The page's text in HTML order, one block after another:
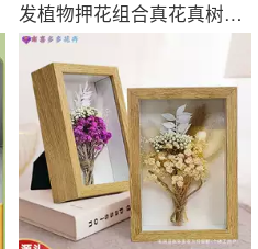
发植物押花组合真花真树叶
标本植物花卉